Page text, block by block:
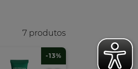
7 produtos
-13%